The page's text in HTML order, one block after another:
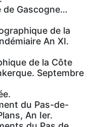
de Gascogne…
de la
An XI.
de la Côte
Septembre
du Pas-de-
An Ier.